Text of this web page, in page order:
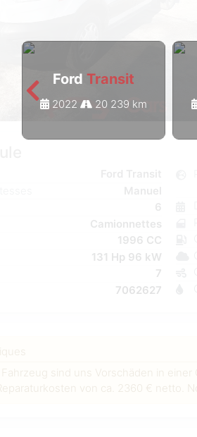
Ford Transit
2022 20 239 km
6
Camionnettes
1996 CC
131 Hp 96 kW
7
7062627
sind uns Vorschäden in
von ca. 2360 € netto.